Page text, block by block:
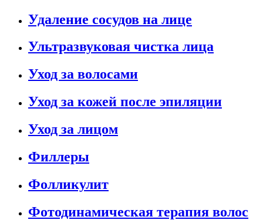
Удаление сосудов на лице
Ультразвуковая чистка лица
Уход за волосами
Уход за кожей после эпиляции
Уход за лицом
Филлеры
Фолликулит
Фотодинамическая терапия волос